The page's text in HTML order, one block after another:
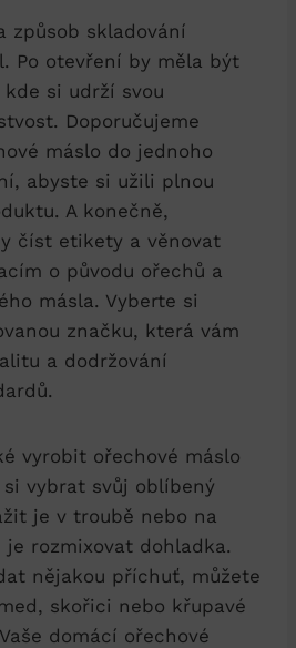
způsob skladování
Po otevření by měla být
si udrží svou
Doporučujeme
máslo do jednoho
abyste si užili plnou
A konečně,
číst etikety a věnovat
o původu ořechů a
másla. Vyberte si
značku, která vám
a dodržování
vyrobit ořechové máslo
vybrat svůj oblíbený
je v troubě nebo na
rozmixovat dohladka.
nějakou příchuť, můžete
skořici nebo křupavé
domácí ořechové